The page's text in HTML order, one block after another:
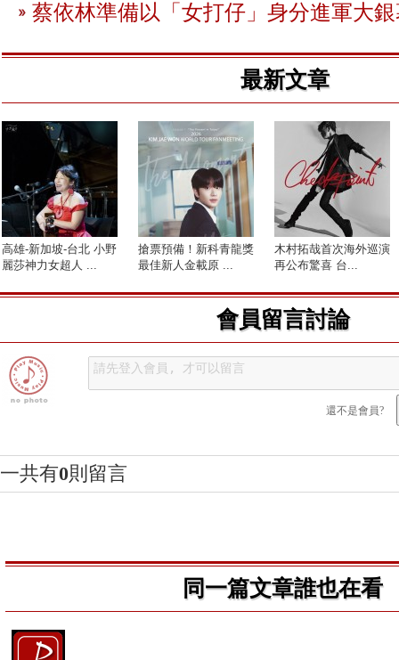
蔡依林準備以「女打仔」身分進軍大
最新文章
高雄-新加坡-台北 小野
麗莎神力女超人 ...
搶票預備！新科青龍獎
最佳新人金載原 ...
木村拓哉首次海外巡演
再公布驚喜 台...
會員留言討論
還不是會員?
一共有0則留言
同一篇文章誰也在看